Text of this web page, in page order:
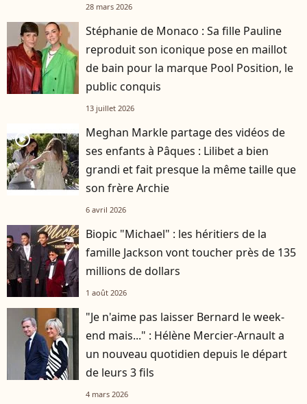
28 mars 2026
Stéphanie de Monaco : Sa fille Pauline
reproduit son iconique pose en maillot
de bain pour la marque Pool Position, le
public conquis
13 juillet 2026
player2
Meghan Markle partage des vidéos de
ses enfants à Pâques : Lilibet a bien
grandi et fait presque la même taille que
son frère Archie
6 avril 2026
Biopic "Michael" : les héritiers de la
famille Jackson vont toucher près de 135
millions de dollars
1 août 2026
"Je n'aime pas laisser Bernard le week-
end mais..." : Hélène Mercier-Arnault a
un nouveau quotidien depuis le départ
de leurs 3 fils
4 mars 2026